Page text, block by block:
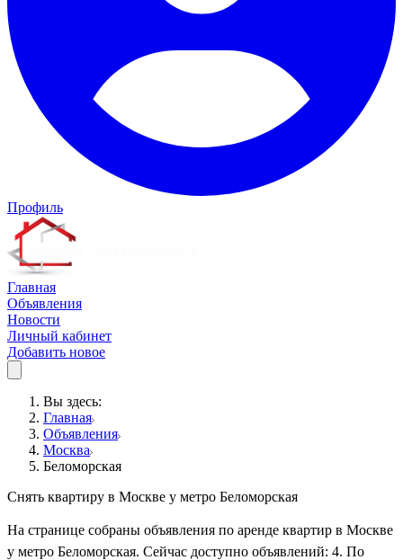
Профиль
Главная
Объявления
Новости
Личный кабинет
Добавить новое
Вы здесь:
Главная
Объявления
Москва
Беломорская
Снять квартиру в Москве у метро Беломорская
На странице собраны объявления по аренде квартир в Москве
у метро Беломорская. Сейчас доступно объявлений: 4. По